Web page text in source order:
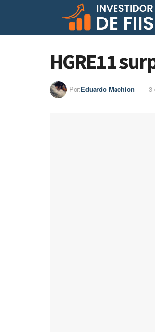
HGRE11
Por:Eduardo Machion 3